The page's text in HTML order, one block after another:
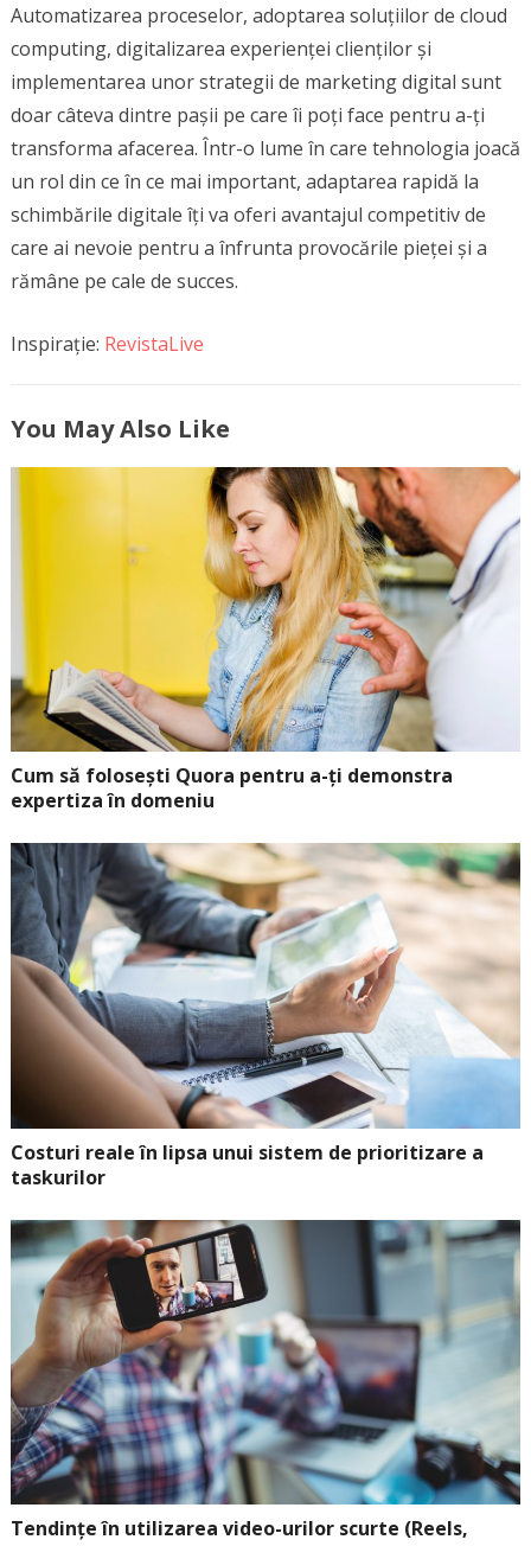
Automatizarea proceselor, adoptarea soluțiilor de cloud
computing, digitalizarea experienței clienților și
implementarea unor strategii de marketing digital sunt
doar câteva dintre pașii pe care îi poți face pentru a-ți
transforma afacerea. Într-o lume în care tehnologia joacă
un rol din ce în ce mai important, adaptarea rapidă la
schimbările digitale îți va oferi avantajul competitiv de
care ai nevoie pentru a înfrunta provocările pieței și a
rămâne pe cale de succes.
Inspirație: RevistaLive
You May Also Like
Cum să folosești Quora pentru a-ți demonstra
expertiza în domeniu
Costuri reale în lipsa unui sistem de prioritizare a
taskurilor
Tendințe în utilizarea video-urilor scurte (Reels,